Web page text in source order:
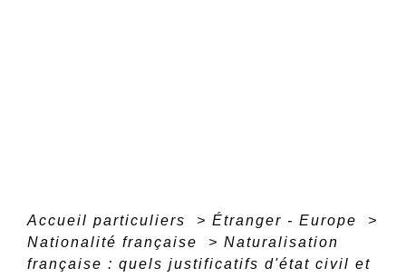
Accueil particuliers > Étranger - Europe
>
Nationalité française
> Naturalisation
française : quels justificatifs d'état civil et